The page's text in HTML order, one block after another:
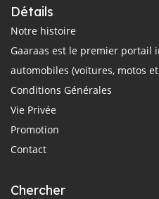
Détails
Notre histoire
Gaaraas est le premier portail
automobiles (voitures, motos
Conditions Générales
Vie Privée
Promotion
Contact
Chercher